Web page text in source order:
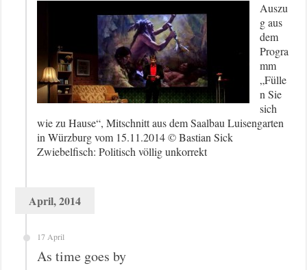
Auszu
g aus
dem
Progra
mm
„Fülle
n Sie
sich
wie zu Hause“, Mitschnitt aus dem Saalbau Luisengarten
in Würzburg vom 15.11.2014 © Bastian Sick
Zwiebelfisch: Politisch völlig unkorrekt
April, 2014
17 April
As time goes by